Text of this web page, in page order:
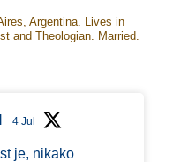
Argentina. Lives in
and Theologian. Married.
4 Jul
je, nikako